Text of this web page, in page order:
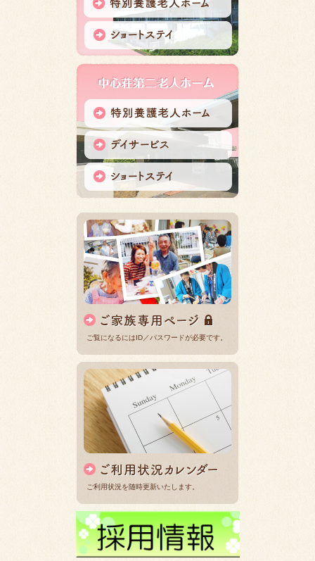
ご覧になるにはID／パスワードが必要です。
ご利用状況を随時更新いたします。